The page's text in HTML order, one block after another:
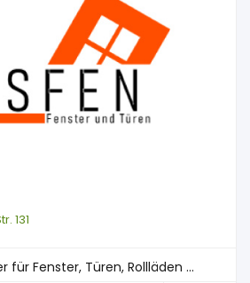
131
für Fenster, Türen, Rollläden ...